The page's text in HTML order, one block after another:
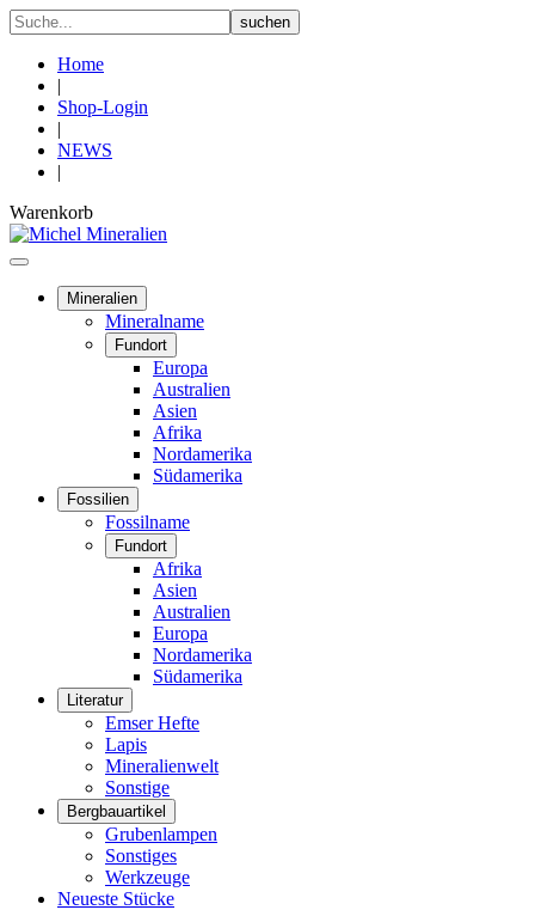
Home
|
Shop-Login
|
NEWS
|
Warenkorb
Mineralien
Mineralname
Fundort
Europa
Australien
Asien
Afrika
Nordamerika
Südamerika
Fossilien
Fossilname
Fundort
Afrika
Asien
Australien
Europa
Nordamerika
Südamerika
Literatur
Emser Hefte
Lapis
Mineralienwelt
Sonstige
Bergbauartikel
Grubenlampen
Sonstiges
Werkzeuge
Neueste Stücke